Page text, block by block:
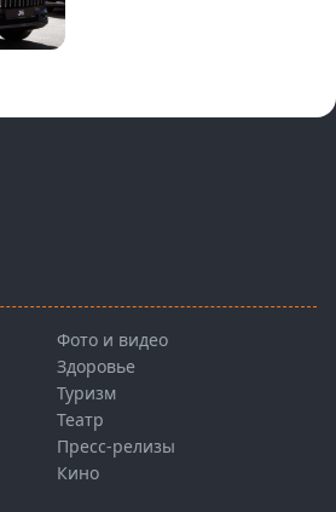
Фото и видео
Здоровье
Туризм
Театр
Пресс-релизы
Кино